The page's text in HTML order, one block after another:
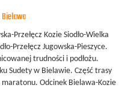
Bielawa
Przełęcz Kozie Siodło-Wielka
Przełęcz Jugowska-Pieszyce.
trudności i podłożu.
Sudety w Bielawie. Część trasy
Odcinek Bielawa-Kozie